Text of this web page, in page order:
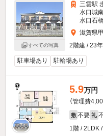
すべての写真
三雲駅
水口城
水口石
滋賀県
2階建 / 23
駐車場あり 駐輪場あり
5.9万円
（管理費
敷 不要 礼
1階 / 2LDK